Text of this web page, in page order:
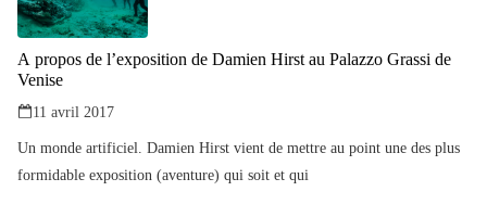
A propos de l’exposition de Damien Hirst au Palazzo Grassi de
Venise
11 avril 2017
Un monde artificiel. Damien Hirst vient de mettre au point une des plus
formidable exposition (aventure) qui soit et qui